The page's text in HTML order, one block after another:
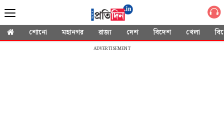
শোনো মহানগর রাজ্য দেশ বিদেশ খেলা
ADVERTISEMENT